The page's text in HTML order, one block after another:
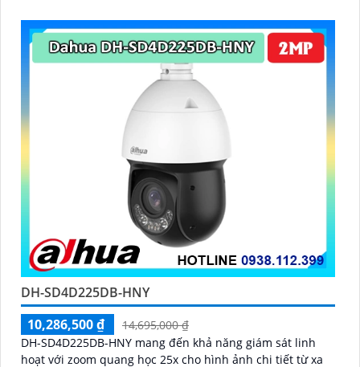
DH-SD4D225DB-HNY
10,286,500 ₫
14,695,000 ₫
DH-SD4D225DB-HNY mang đến khả năng giám sát linh
hoạt với zoom quang học 25x cho hình ảnh chi tiết từ xa